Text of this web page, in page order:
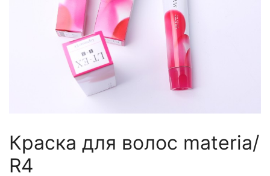
Краска для волос materia/
R4